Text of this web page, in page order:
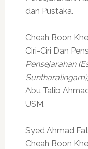
dan Pustaka.
Cheah Boon
Ciri-Ciri Dan
Pensejarahan
Suntharalingam)
Abu Talib
USM.
Syed Ahmad
Cheah Boon